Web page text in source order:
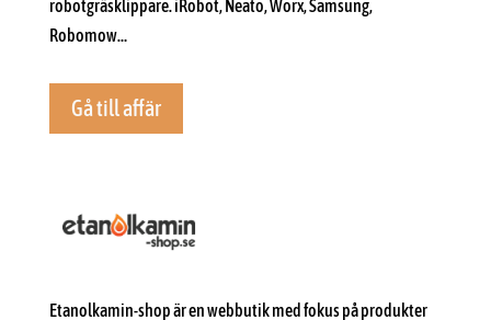
robotgräsklippare. iRobot, Neato, Worx, Samsung,
Robomow…
Gå till affär
Etanolkamin-shop är en webbutik med fokus på produkter